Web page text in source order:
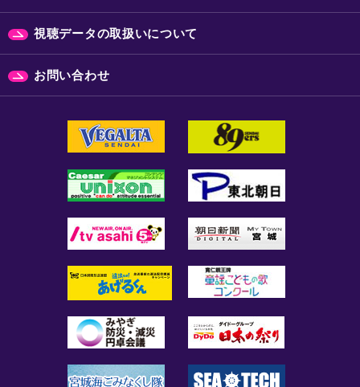
視聴データの取扱いについて
お問い合わせ